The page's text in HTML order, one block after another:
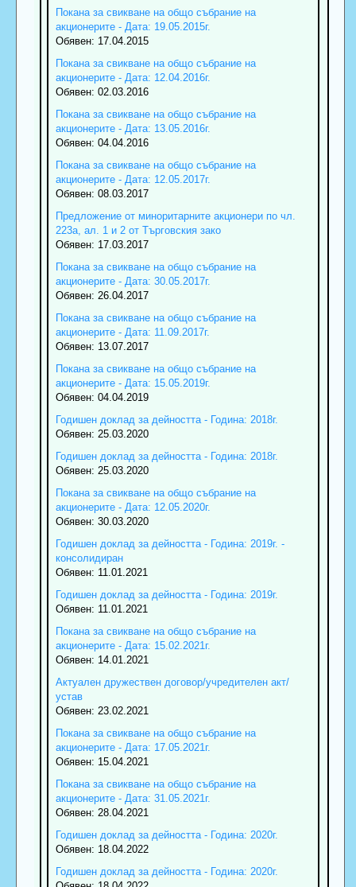
Покана за свикване на общо събрание на
акционерите - Дата: 19.05.2015г.
Обявен: 17.04.2015
Покана за свикване на общо събрание на
акционерите - Дата: 12.04.2016г.
Обявен: 02.03.2016
Покана за свикване на общо събрание на
акционерите - Дата: 13.05.2016г.
Обявен: 04.04.2016
Покана за свикване на общо събрание на
акционерите - Дата: 12.05.2017г.
Обявен: 08.03.2017
Предложение от миноритарните акционери по чл.
223а, ал. 1 и 2 от Търговския зако
Обявен: 17.03.2017
Покана за свикване на общо събрание на
акционерите - Дата: 30.05.2017г.
Обявен: 26.04.2017
Покана за свикване на общо събрание на
акционерите - Дата: 11.09.2017г.
Обявен: 13.07.2017
Покана за свикване на общо събрание на
акционерите - Дата: 15.05.2019г.
Обявен: 04.04.2019
Годишен доклад за дейността - Година: 2018г.
Обявен: 25.03.2020
Годишен доклад за дейността - Година: 2018г.
Обявен: 25.03.2020
Покана за свикване на общо събрание на
акционерите - Дата: 12.05.2020г.
Обявен: 30.03.2020
Годишен доклад за дейността - Година: 2019г. -
консолидиран
Обявен: 11.01.2021
Годишен доклад за дейността - Година: 2019г.
Обявен: 11.01.2021
Покана за свикване на общо събрание на
акционерите - Дата: 15.02.2021г.
Обявен: 14.01.2021
Актуален дружествен договор/учредителен акт/
устав
Обявен: 23.02.2021
Покана за свикване на общо събрание на
акционерите - Дата: 17.05.2021г.
Обявен: 15.04.2021
Покана за свикване на общо събрание на
акционерите - Дата: 31.05.2021г.
Обявен: 28.04.2021
Годишен доклад за дейността - Година: 2020г.
Обявен: 18.04.2022
Годишен доклад за дейността - Година: 2020г.